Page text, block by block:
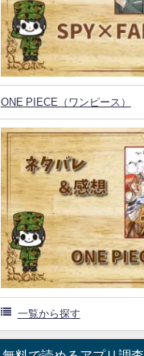
ONE PIECE（ワンピース）
一覧から探す